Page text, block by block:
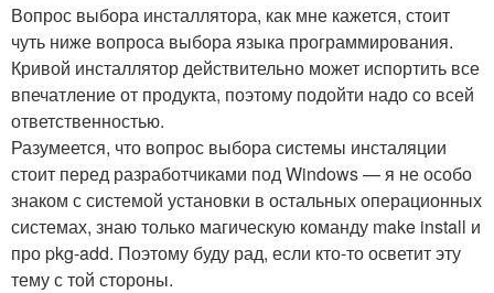
Вопрос выбора инсталлятора, как мне кажется, стоит
чуть ниже вопроса выбора языка программирования.
Кривой инсталлятор действительно может испортить все
впечатление от продукта, поэтому подойти надо со всей
ответственностью.
Разумеется, что вопрос выбора системы инсталяции
стоит перед разработчиками под Windows — я не особо
знаком с системой установки в остальных операционных
системах, знаю только магическую команду make install и
про pkg-add. Поэтому буду рад, если кто-то осветит эту
тему с той стороны.